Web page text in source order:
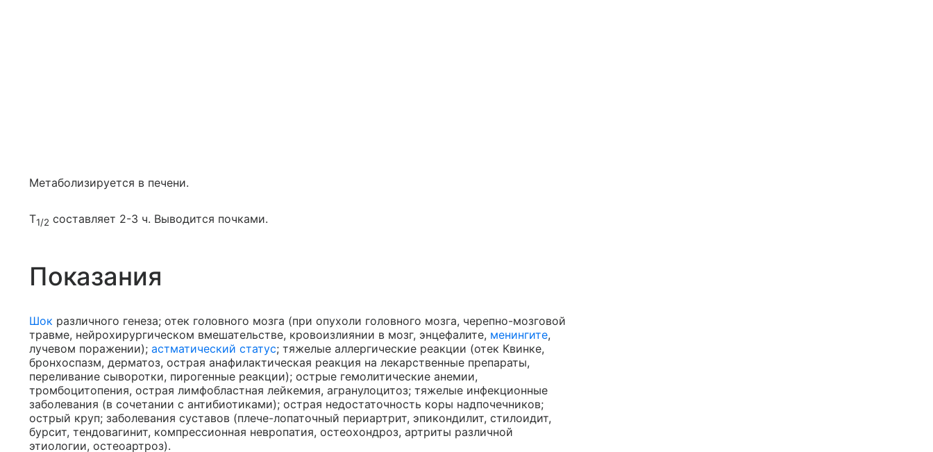
Метаболизируется в печени.
T1/2 составляет 2-3 ч. Выводится почками.
Показания
Шок различного генеза; отек головного мозга (при опухоли головного мозга, черепно-мозговой
травме, нейрохирургическом вмешательстве, кровоизлиянии в мозг, энцефалите, менингите,
лучевом поражении); астматический статус; тяжелые аллергические реакции (отек Квинке,
бронхоспазм, дерматоз, острая анафилактическая реакция на лекарственные препараты,
переливание сыворотки, пирогенные реакции); острые гемолитические анемии,
тромбоцитопения, острая лимфобластная лейкемия, агранулоцитоз; тяжелые инфекционные
заболевания (в сочетании с антибиотиками); острая недостаточность коры надпочечников;
острый круп; заболевания суставов (плече-лопаточный периартрит, эпикондилит, стилоидит,
бурсит, тендовагинит, компрессионная невропатия, остеохондроз, артриты различной
этиологии, остеоартроз).